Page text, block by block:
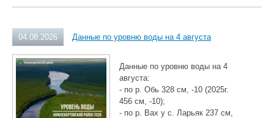
04.08.2026 Данные по уровню воды на 4 августа
Данные по уровню воды на 4
августа:
- по р. Обь 328 см, -10 (2025г.
456 см, -10);
- по р. Вах у с. Ларьяк 237 см,